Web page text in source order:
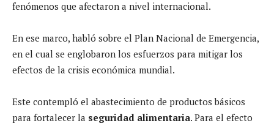
fenómenos que afectaron a nivel internacional.
En ese marco, habló sobre el Plan Nacional de Emergencia,
en el cual se englobaron los esfuerzos para mitigar los
efectos de la crisis económica mundial.
Este contempló el abastecimiento de productos básicos
para fortalecer la seguridad alimentaria. Para el efecto